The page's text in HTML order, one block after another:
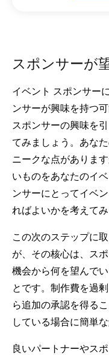
スポンサーが
イベント スポンサー
ンサーが興味を持つ
スポンサーの興味を
てみましょう。あな
ニークな点がありま
いものをあなたのイ
ンサーにとってイベ
ればよいかを考えてみ
この次のステップに
が、その核心は、ス
機会から何を望んで
とです。制作費を過
ら追加の承認を得る
している場合に簡単
良いパートナーやス